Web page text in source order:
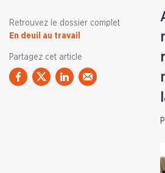
Retrouvez le dossier complet
En deuil au travail
Partagez cet article